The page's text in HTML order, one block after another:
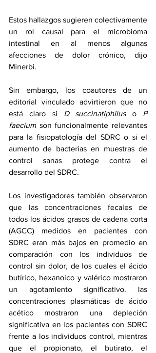
Estos hallazgos sugieren colectivamente
un rol causal para el microbioma
intestinal en al menos algunas
afecciones de dolor crónico, dijo
Minerbi.
Sin embargo, los coautores de un
editorial vinculado advirtieron que no
está claro si D succinatiphilus o P
faecium son funcionalmente relevantes
para la fisiopatología del SDRC o si el
aumento de bacterias en muestras de
control sanas protege contra el
desarrollo del SDRC.
Los investigadores también observaron
que las concentraciones fecales de
todos los ácidos grasos de cadena corta
(AGCC) medidos en pacientes con
SDRC eran más bajos en promedio en
comparación con los individuos de
control sin dolor, de los cuales el ácido
butírico, hexanoico y valérico mostraron
un agotamiento significativo. las
concentraciones plasmáticas de ácido
acético mostraron una depleción
significativa en los pacientes con SDRC
frente a los individuos control, mientras
que el propionato, el butirato, el